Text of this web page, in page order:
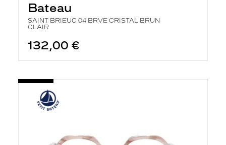
Bateau
SAINT BRIEUC 04 BRVE CRISTAL BRUN
CLAIR
132,00 €